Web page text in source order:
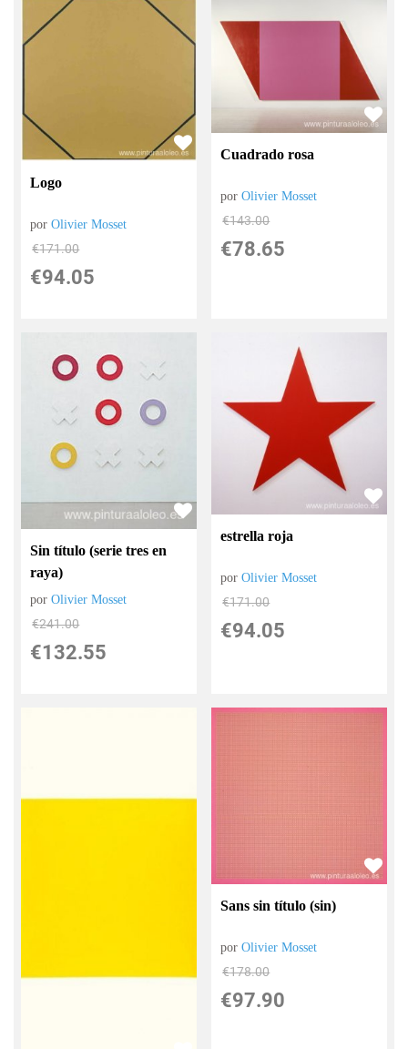
Logo
porOlivier Mosset
€171.00
€94.05
Cuadrado rosa
porOlivier Mosset
€143.00
€78.65
Sin título (serie tres en
raya)
porOlivier Mosset
€241.00
€132.55
estrella roja
porOlivier Mosset
€171.00
€94.05
Sans sin título (sin)
porOlivier Mosset
€178.00
€97.90